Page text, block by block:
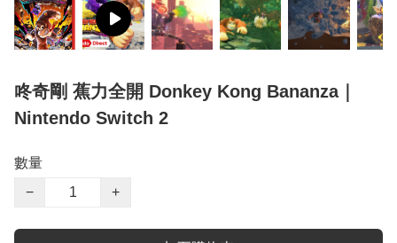
咚奇剛 蕉力全開 Donkey Kong Bananza｜
Nintendo Switch 2
數量
−
+